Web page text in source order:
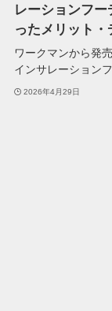
レーションフ
ったメリット
ワークマンから発
インサレーションフ
2026年4月29日